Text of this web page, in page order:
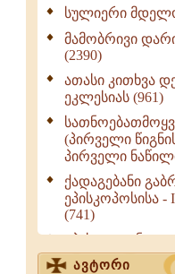
სულიერი
მამობრივი
(2390)
ათასი კითხვა
ეკლესიას (961)
(პირველი
პირველი
ქადაგებანი
ეპისკოპოსისა -
(741)
ეპისტოლენი,
ქადაგებანი,
ავტორი